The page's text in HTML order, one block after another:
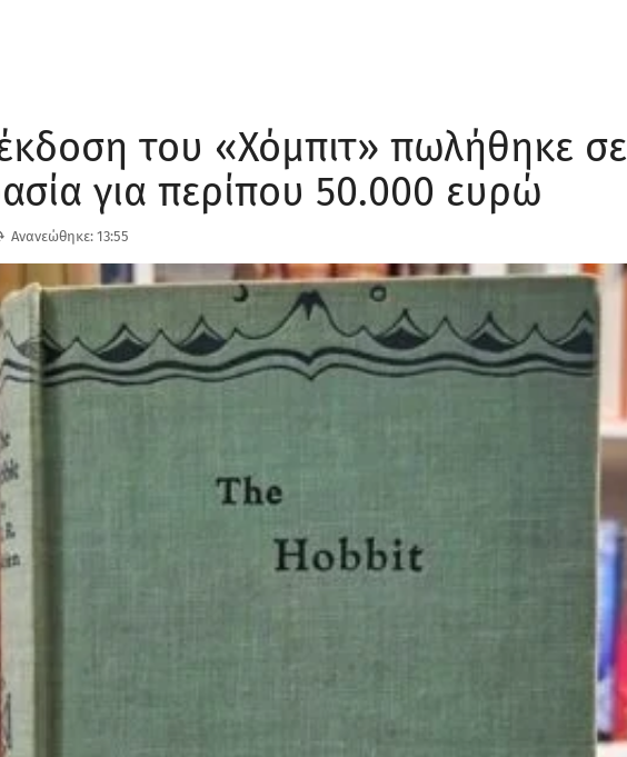
του «Χόμπιτ» πωλήθηκε σε
για περίπου 50.000 ευρώ
Ανανεώθηκε:13:55